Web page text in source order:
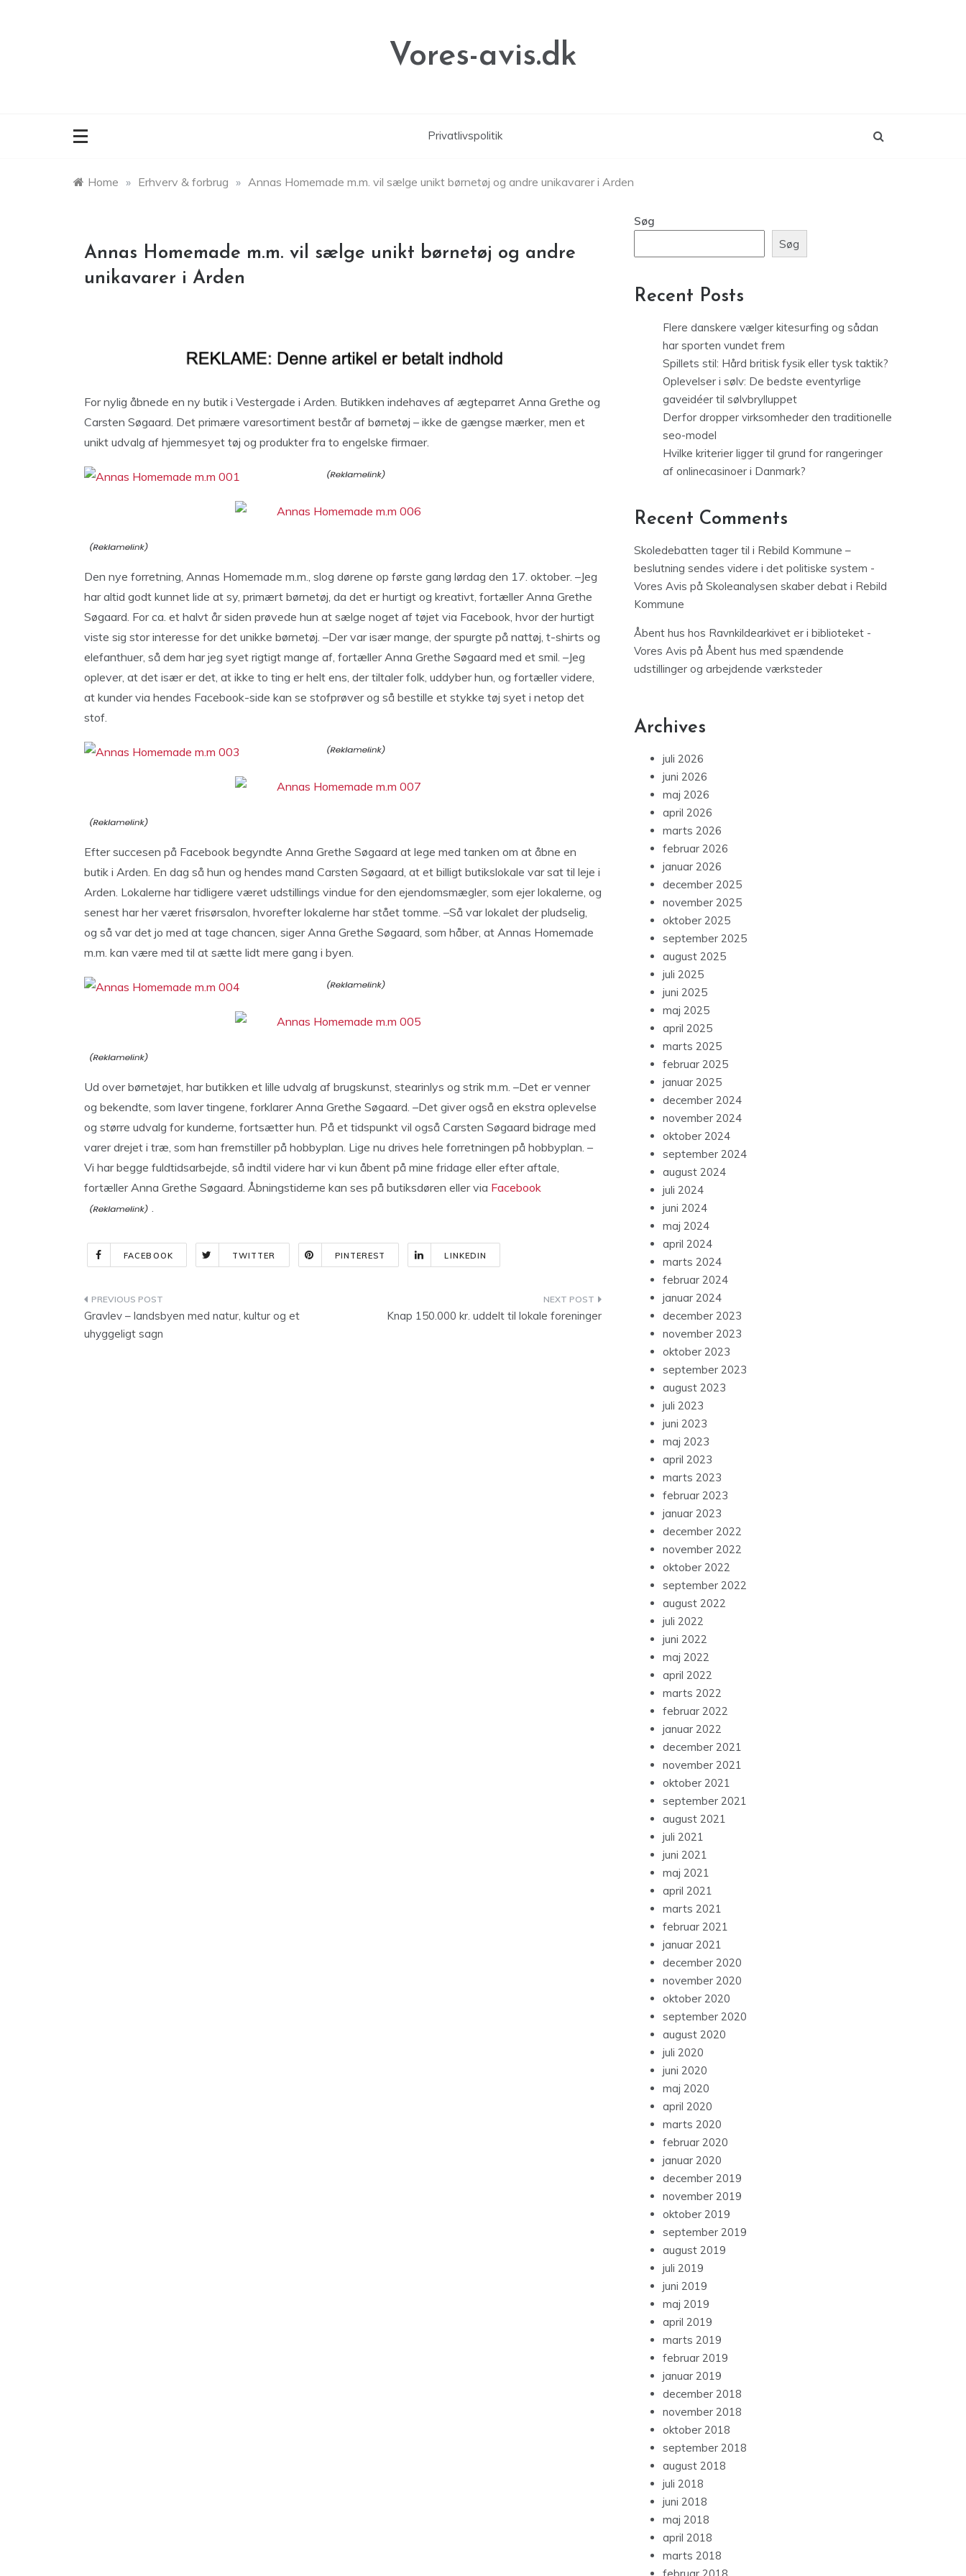
Vores-avis.dk
Privatlivspolitik
Home » Erhverv & forbrug » Annas Homemade m.m. vil sælge unikt børnetøj og andre unikavarer i Arden
Annas Homemade m.m. vil sælge unikt børnetøj og andre
unikavarer i Arden
For nylig åbnede en ny butik i Vestergade i Arden. Butikken indehaves af ægteparret Anna Grethe og
Carsten Søgaard. Det primære varesortiment består af børnetøj – ikke de gængse mærker, men et
unikt udvalg af hjemmesyet tøj og produkter fra to engelske firmaer.
Den nye forretning, Annas Homemade m.m., slog dørene op første gang lørdag den 17. oktober. –Jeg
har altid godt kunnet lide at sy, primært børnetøj, da det er hurtigt og kreativt, fortæller Anna Grethe
Søgaard. For ca. et halvt år siden prøvede hun at sælge noget af tøjet via Facebook, hvor der hurtigt
viste sig stor interesse for det unikke børnetøj. –Der var især mange, der spurgte på nattøj, t-shirts og
elefanthuer, så dem har jeg syet rigtigt mange af, fortæller Anna Grethe Søgaard med et smil. –Jeg
oplever, at det især er det, at ikke to ting er helt ens, der tiltaler folk, uddyber hun, og fortæller videre,
at kunder via hendes Facebook-side kan se stofprøver og så bestille et stykke tøj syet i netop det
stof.
Efter succesen på Facebook begyndte Anna Grethe Søgaard at lege med tanken om at åbne en
butik i Arden. En dag så hun og hendes mand Carsten Søgaard, at et billigt butikslokale var sat til leje i
Arden. Lokalerne har tidligere været udstillings vindue for den ejendomsmægler, som ejer lokalerne, og
senest har her været frisørsalon, hvorefter lokalerne har stået tomme. –Så var lokalet der pludselig,
og så var det jo med at tage chancen, siger Anna Grethe Søgaard, som håber, at Annas Homemade
m.m. kan være med til at sætte lidt mere gang i byen.
Ud over børnetøjet, har butikken et lille udvalg af brugskunst, stearinlys og strik m.m. –Det er venner
og bekendte, som laver tingene, forklarer Anna Grethe Søgaard. –Det giver også en ekstra oplevelse
og større udvalg for kunderne, fortsætter hun. På et tidspunkt vil også Carsten Søgaard bidrage med
varer drejet i træ, som han fremstiller på hobbyplan. Lige nu drives hele forretningen på hobbyplan. –
Vi har begge fuldtidsarbejde, så indtil videre har vi kun åbent på mine fridage eller efter aftale,
fortæller Anna Grethe Søgaard. Åbningstiderne kan ses på butiksdøren eller via Facebook
.
FACEBOOK TWITTER PINTEREST LINKEDIN
Indlægsnavigation
Gravlev – landsbyen med natur, kultur og et
uhyggeligt sagn
Knap 150.000 kr. uddelt til lokale foreninger
Søg
Søg
Recent Posts
Flere danskere vælger kitesurfing og sådan
har sporten vundet frem
Spillets stil: Hård britisk fysik eller tysk taktik?
Oplevelser i sølv: De bedste eventyrlige
gaveidéer til sølvbrylluppet
Derfor dropper virksomheder den traditionelle
seo-model
Hvilke kriterier ligger til grund for rangeringer
af onlinecasinoer i Danmark?
Recent Comments
Skoledebatten tager til i Rebild Kommune –
beslutning sendes videre i det politiske system -
Vores Avis på Skoleanalysen skaber debat i Rebild
Kommune
Åbent hus hos Ravnkildearkivet er i biblioteket -
Vores Avis på Åbent hus med spændende
udstillinger og arbejdende værksteder
Archives
juli 2026
juni 2026
maj 2026
april 2026
marts 2026
februar 2026
januar 2026
december 2025
november 2025
oktober 2025
september 2025
august 2025
juli 2025
juni 2025
maj 2025
april 2025
marts 2025
februar 2025
januar 2025
december 2024
november 2024
oktober 2024
september 2024
august 2024
juli 2024
juni 2024
maj 2024
april 2024
marts 2024
februar 2024
januar 2024
december 2023
november 2023
oktober 2023
september 2023
august 2023
juli 2023
juni 2023
maj 2023
april 2023
marts 2023
februar 2023
januar 2023
december 2022
november 2022
oktober 2022
september 2022
august 2022
juli 2022
juni 2022
maj 2022
april 2022
marts 2022
februar 2022
januar 2022
december 2021
november 2021
oktober 2021
september 2021
august 2021
juli 2021
juni 2021
maj 2021
april 2021
marts 2021
februar 2021
januar 2021
december 2020
november 2020
oktober 2020
september 2020
august 2020
juli 2020
juni 2020
maj 2020
april 2020
marts 2020
februar 2020
januar 2020
december 2019
november 2019
oktober 2019
september 2019
august 2019
juli 2019
juni 2019
maj 2019
april 2019
marts 2019
februar 2019
januar 2019
december 2018
november 2018
oktober 2018
september 2018
august 2018
juli 2018
juni 2018
maj 2018
april 2018
marts 2018